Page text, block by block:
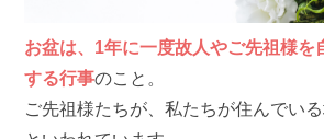
お盆は、1年に一度故人やご先祖様を
する行事のこと。
ご先祖様たちが、私たちが住んでい